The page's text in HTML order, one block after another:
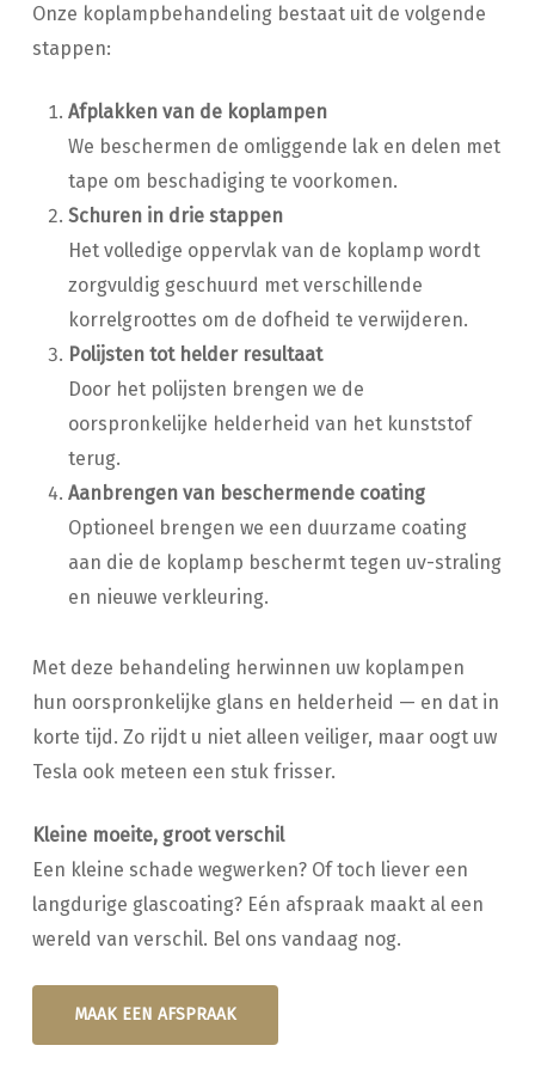
Onze koplampbehandeling bestaat uit de volgende
stappen:
Afplakken van de koplampen
We beschermen de omliggende lak en delen met
tape om beschadiging te voorkomen.
Schuren in drie stappen
Het volledige oppervlak van de koplamp wordt
zorgvuldig geschuurd met verschillende
korrelgroottes om de dofheid te verwijderen.
Polijsten tot helder resultaat
Door het polijsten brengen we de
oorspronkelijke helderheid van het kunststof
terug.
Aanbrengen van beschermende coating
Optioneel brengen we een duurzame coating
aan die de koplamp beschermt tegen uv-straling
en nieuwe verkleuring.
Met deze behandeling herwinnen uw koplampen
hun oorspronkelijke glans en helderheid — en dat in
korte tijd. Zo rijdt u niet alleen veiliger, maar oogt uw
Tesla ook meteen een stuk frisser.
Kleine moeite, groot verschil
Een kleine schade wegwerken? Of toch liever een
langdurige glascoating? Eén afspraak maakt al een
wereld van verschil. Bel ons vandaag nog.
MAAK EEN AFSPRAAK